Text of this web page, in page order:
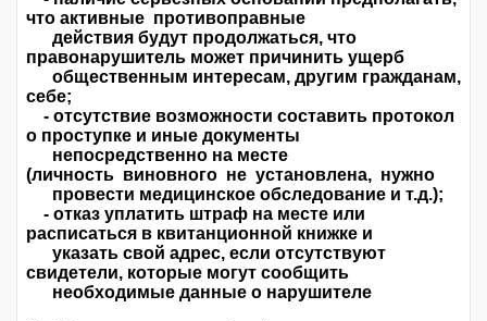
что активные противоправные
действия будут продолжаться, что
правонарушитель может причинить ущерб
общественным интересам, другим гражданам,
себе;
- отсутствие возможности составить протокол
о проступке и иные документы
непосредственно на месте
(личность виновного не установлена, нужно
провести медицинское обследование и т.д.);
- отказ уплатить штраф на месте или
расписаться в квитанционной книжке и
указать свой адрес, если отсутствуют
свидетели, которые могут сообщить
необходимые данные о нарушителе